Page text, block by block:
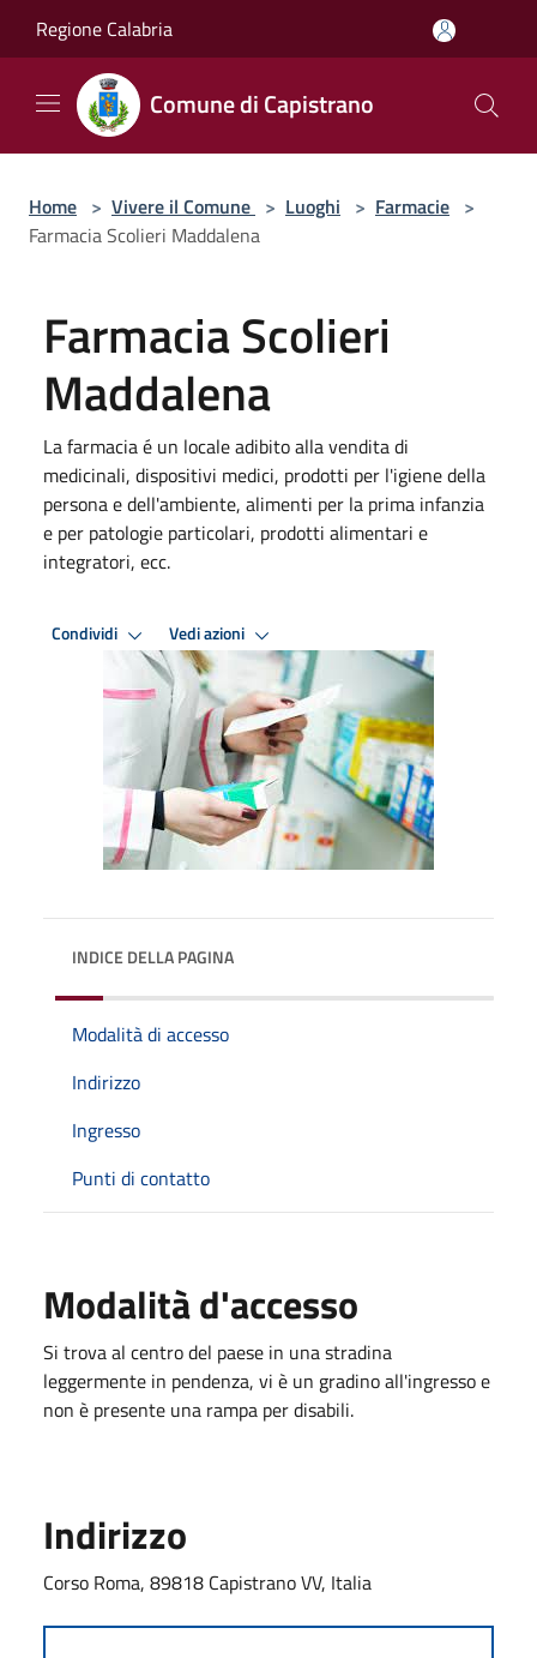
Regione Calabria
Comune di Capistrano
Home > Vivere il Comune > Luoghi > Farmacie >
Farmacia Scolieri Maddalena
Farmacia Scolieri
Maddalena
La farmacia é un locale adibito alla vendita di
medicinali, dispositivi medici, prodotti per l'igiene della
persona e dell'ambiente, alimenti per la prima infanzia
e per patologie particolari, prodotti alimentari e
integratori, ecc.
Condividi Vedi azioni
INDICE DELLA PAGINA
Modalità di accesso
Indirizzo
Ingresso
Punti di contatto
Modalità d'accesso
Si trova al centro del paese in una stradina
leggermente in pendenza, vi è un gradino all'ingresso e
non è presente una rampa per disabili.
Indirizzo
Corso Roma, 89818 Capistrano VV, Italia